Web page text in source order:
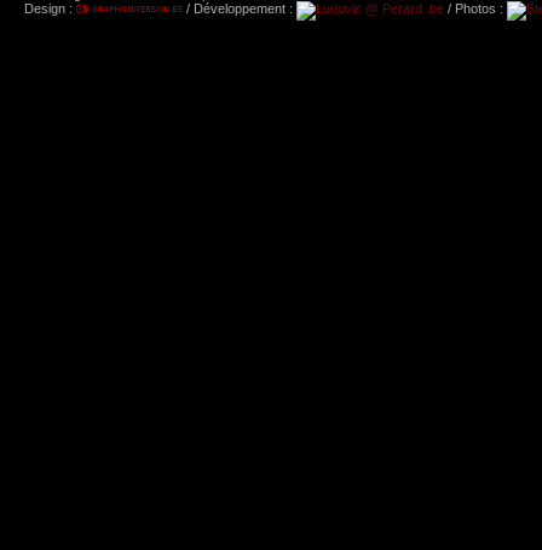
Design :
/ Développement : / Photos :